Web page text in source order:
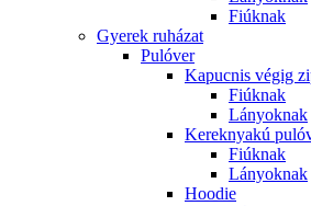
Fiúknak
Gyerek ruházat
Pulóver
Kapucnis végig
Fiúknak
Lányoknak
Kereknyakú
Fiúknak
Lányoknak
Hoodie